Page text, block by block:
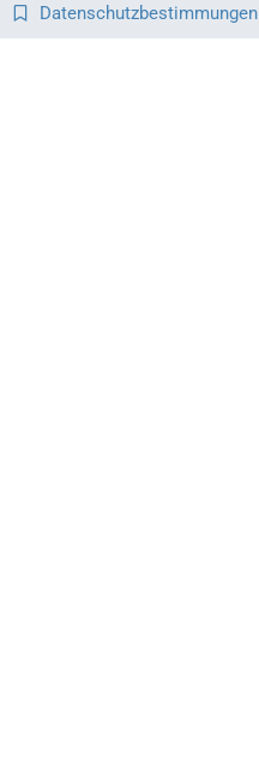
Datenschutzbestimmungen